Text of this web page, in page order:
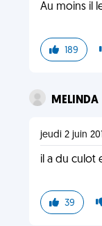
Au moins il
189
MELINDA
jeudi 2 juin
il a du culot
39